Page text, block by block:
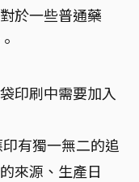
於一些普通藥
印刷中需要加入
有獨一無二的追
來源、生產日